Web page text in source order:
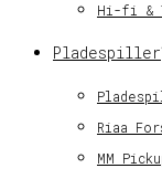
Hi-fi &
Pladespiller
Riaa
MM